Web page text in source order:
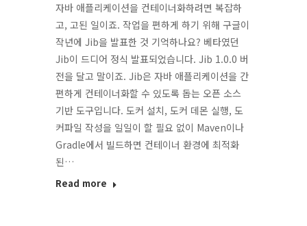
자바 애플리케이션을 컨테이너화하려면 복잡하
고, 고된 일이죠. 작업을 편하게 하기 위해 구글이
작년에 Jib을 발표한 것 기억하나요? 베타였던
Jib이 드디어 정식 발표되었습니다. Jib 1.0.0 버
전을 달고 말이죠. Jib은 자바 애플리케이션을 간
편하게 컨테이너화할 수 있도록 돕는 오픈 소스
기반 도구입니다. 도커 설치, 도커 데몬 실행, 도
커파일 작성을 일일이 할 필요 없이 Maven이나
Gradle에서 빌드하면 컨테이너 환경에 최적화
된…
Read more